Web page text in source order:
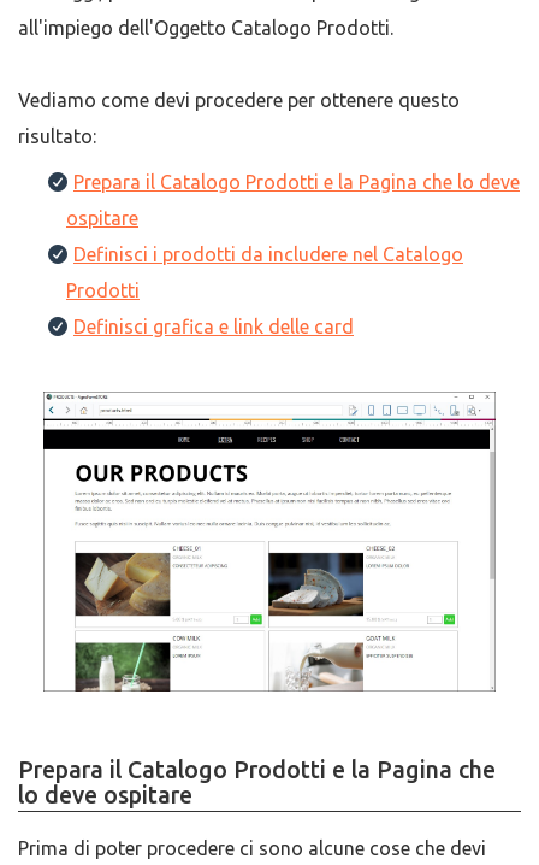
all'impiego dell'Oggetto Catalogo Prodotti.
Vediamo come devi procedere per ottenere questo
risultato:
Prepara il Catalogo Prodotti e la Pagina che lo deve
ospitare
Definisci i prodotti da includere nel Catalogo
Prodotti
Definisci grafica e link delle card
Prepara il Catalogo Prodotti e la Pagina che
lo deve ospitare
Prima di poter procedere ci sono alcune cose che devi